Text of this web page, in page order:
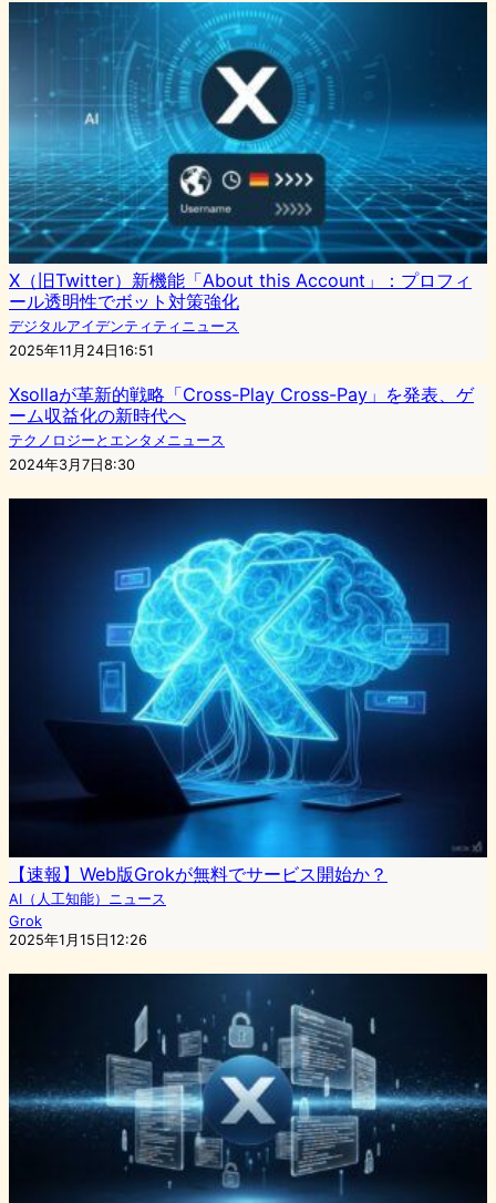
X（旧Twitter）新機能「About this Account」：プロフィ
ール透明性でボット対策強化
デジタルアイデンティティニュース
2025年11月24日16:51
Xsollaが革新的戦略「Cross-Play Cross-Pay」を発表、ゲ
ーム収益化の新時代へ
テクノロジーとエンタメニュース
2024年3月7日8:30
【速報】Web版Grokが無料でサービス開始か？
AI（人工知能）ニュース
Grok
2025年1月15日12:26